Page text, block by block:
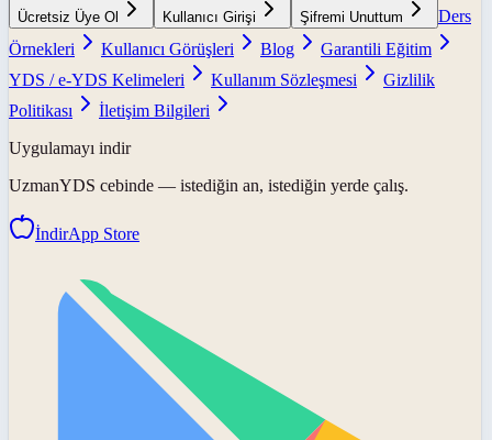
Ücretsiz Üye Ol Kullanıcı Girişi Şifremi Unuttum
Ders
Örnekleri
Kullanıcı Görüşleri Blog
Garantili Eğitim
YDS / e-YDS Kelimeleri
Kullanım Sözleşmesi
Gizlilik
Politikası
İletişim Bilgileri
Uygulamayı indir
UzmanYDS cebinde — istediğin an, istediğin yerde çalış.
İndirApp Store